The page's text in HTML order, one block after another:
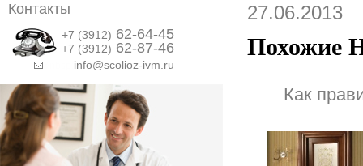
Контакты
+7 (3912) 62-64-45
+7 (3912) 62-87-46
info@scolioz-ivm.ru
27.06.2013
Похожие
Как